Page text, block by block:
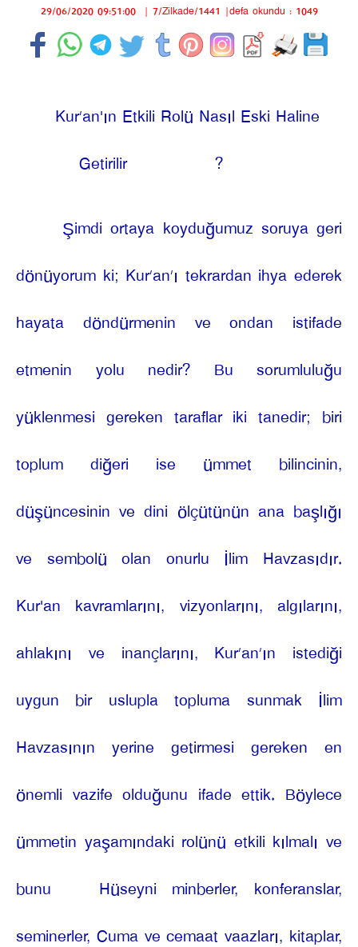
29/06/2020 09:51:00 | 7/Zilkade/1441 |defa okundu : 1049
Kur’an'ın Etkili Rolü Nasıl Eski Haline
Getirilir
?
Şimdi ortaya koyduğumuz soruya geri
dönüyorum ki; Kur’an’ı tekrardan ihya ederek
hayata döndürmenin ve ondan istifade
etmenin yolu nedir? Bu sorumluluğu
yüklenmesi gereken taraflar iki tanedir; biri
toplum diğeri ise ümmet bilincinin,
düşüncesinin ve dini ölçütünün ana başlığı
ve sembolü olan onurlu İlim Havzasıdır.
Kur'an kavramlarını, vizyonlarını, algılarını,
ahlakını ve inançlarını, Kur’an’ın istediği
uygun bir uslupla topluma sunmak İlim
Havzasının yerine getirmesi gereken en
önemli vazife olduğunu ifade ettik. Böylece
ümmetin yaşamındaki rolünü etkili kılmalı ve
bunu
Hüseyni minberler, konferanslar,
seminerler, Cuma ve cemaat vaazları, kitaplar,